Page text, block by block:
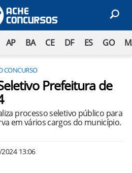
AP BA CE DF ES GO
CONCURSO
Prefeitura de
processo seletivo público para
em vários cargos do município.
13:06